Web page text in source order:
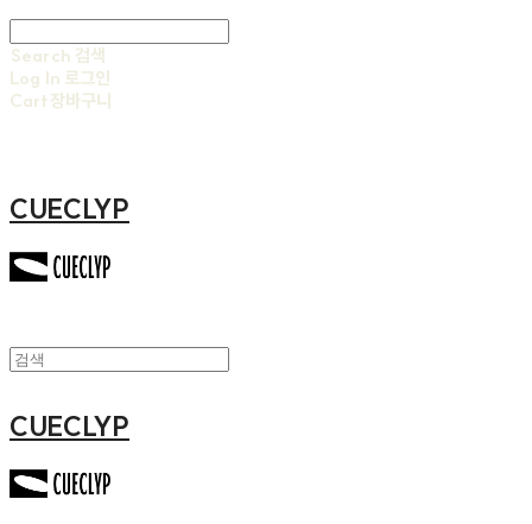
Search 검색
Log In 로그인
Cart장바구니
CUECLYP
CUECLYP